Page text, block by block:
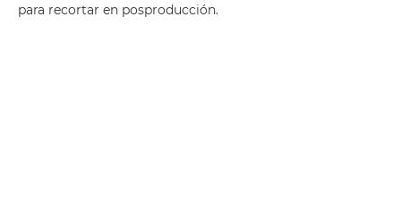
para recortar en posproducción.